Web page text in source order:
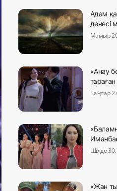
Адам
денесі
Мамыр
«Анау
Қаңтар
Шілде
«Жан